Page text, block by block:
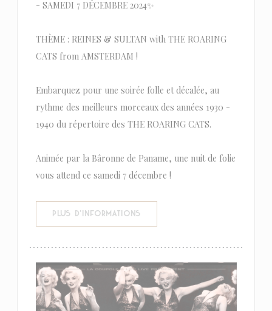
- SAMEDI 7 DÉCEMBRE 2024✨
THÈME : REINES & SULTAN with THE ROARING
CATS from AMSTERDAM !
Embarquez pour une soirée folle et décalée, au
rythme des meilleurs morceaux des années 1930 -
1940 du répertoire des THE ROARING CATS.
Animée par la Bâronne de Paname, une nuit de folie
vous attend ce samedi 7 décembre !
PLUS D'INFORMATIONS